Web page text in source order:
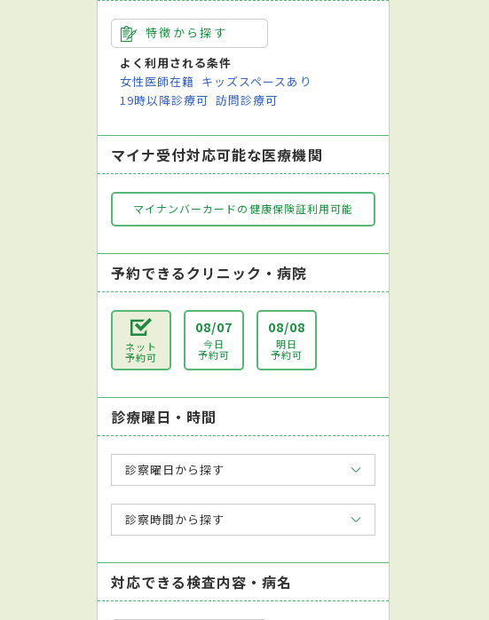
特徴から探す
よく利用される条件
女性医師在籍 キッズスペースあり
19時以降診療可 訪問診療可
マイナ受付対応可能な医療機関
マイナンバーカードの健康保険証利用可能
予約できるクリニック・病院
ネット
予約可
08/07
今日
予約可
08/08
明日
予約可
診療曜日・時間
診察曜日から探す
診察時間から探す
対応できる検査内容・病名